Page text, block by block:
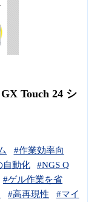
Touch 24 シ
#作業効率向
自動化
#NGS Q
#ゲル作業を省
#高再現性
#マイ